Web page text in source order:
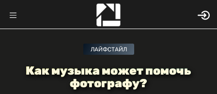
ЛАЙФСТАЙЛ
Как музыка может помочь
фотографу?